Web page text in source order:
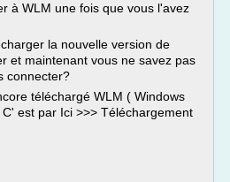
à WLM une fois que vous l'avez
la nouvelle version de
et maintenant vous ne savez pas
connecter?
téléchargé WLM ( Windows
est par Ici >>> Téléchargement